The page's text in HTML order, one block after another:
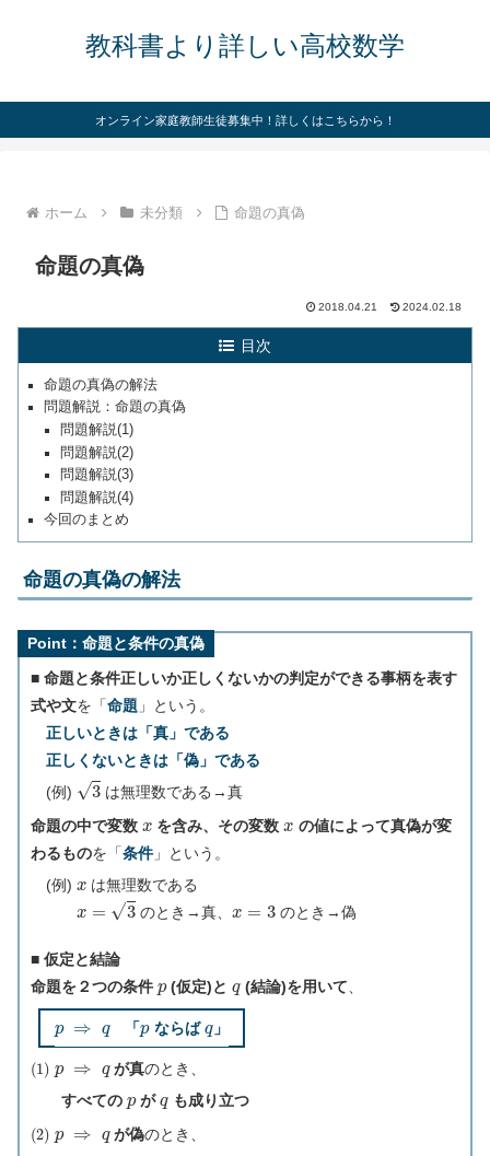
教科書より詳しい高校数学
オンライン家庭教師生徒募集中！詳しくはこちらから！
ホーム 未分類 命題の真偽
命題の真偽
2018.04.21 2024.02.18
目次
命題の真偽の解法
問題解説：命題の真偽
問題解説(1)
問題解説(2)
問題解説(3)
問題解説(4)
今回のまとめ
命題の真偽の解法
Point：命題と条件の真偽
■ 命題と条件正しいか正しくないかの判定ができる事柄を表す
式や文を「命題 」という。
正しいときは「真」である
正しくないときは「偽」である
(例)
は無理数である→真
命題の中で変数
を含み、その変数
の値によって真偽が変
わるものを「条件」という。
(例)
は無理数である
のとき→真、 のとき→偽
■ 仮定と結論
命題を２つの条件
(仮定)と (結論)を用いて、
p ⇒ q 「pならばq」
(1) が真のとき、
すべての
が も成り立つ
(2) が偽のとき、